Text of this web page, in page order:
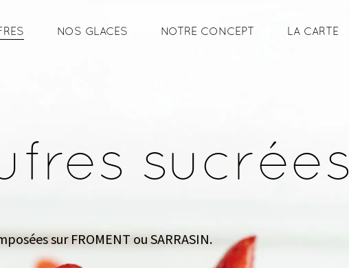
NOS GLACES NOTRE CONCEPT LA CARTE
sucrées
sur FROMENT ou SARRASIN.